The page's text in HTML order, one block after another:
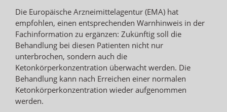
Die Europäische Arzneimittelagentur (EMA) hat
empfohlen, einen entsprechenden Warnhinweis in der
Fachinformation zu ergänzen: Zukünftig soll die
Behandlung bei diesen Patienten nicht nur
unterbrochen, sondern auch die
Ketonkörperkonzentration überwacht werden. Die
Behandlung kann nach Erreichen einer normalen
Ketonkörperkonzentration wieder aufgenommen
werden.